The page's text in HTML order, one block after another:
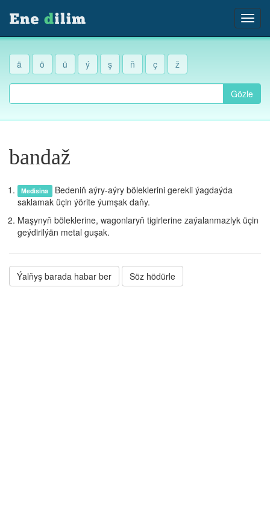
ä ö ü ý ş ň ç ž
Gözle
bandaž
Medisina Bedeniň aýry-aýry böleklerini gerekli ýagdaýda
saklamak üçin ýörite ýumşak daňy.
Maşynyň böleklerine, wagonlaryň tigirlerine zaýalanmazlyk üçin
geýdirilýän metal guşak.
Ýalňyş barada habar ber Söz hödürle